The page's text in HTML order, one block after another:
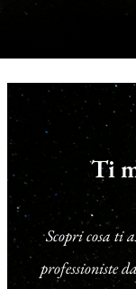
Ti
Scopri cosa ti
professioniste